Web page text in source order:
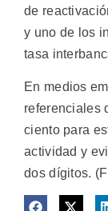
de
y uno de los
tasa
En medios
referenciales
ciento para
actividad y
dos dígitos.